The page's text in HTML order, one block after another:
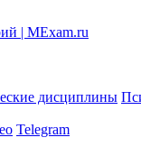
дисциплины
Telegram